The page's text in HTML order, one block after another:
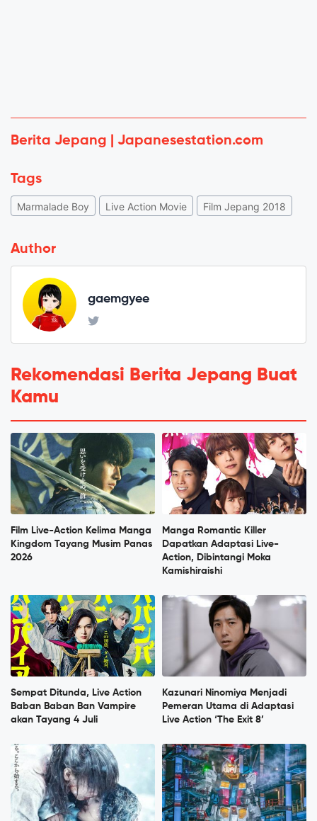
Berita Jepang | Japanesestation.com
Tags
Marmalade Boy Live Action Movie Film Jepang 2018
Author
gaemgyee
Rekomendasi Berita Jepang Buat
Kamu
Film Live-Action Kelima Manga
Kingdom Tayang Musim Panas
2026
Manga Romantic Killer
Dapatkan Adaptasi Live-
Action, Dibintangi Moka
Kamishiraishi
Sempat Ditunda, Live Action
Baban Baban Ban Vampire
akan Tayang 4 Juli
Kazunari Ninomiya Menjadi
Pemeran Utama di Adaptasi
Live Action ‘The Exit 8’